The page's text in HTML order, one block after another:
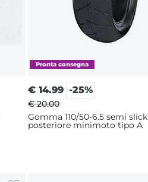
€ 14.99 -25%
€ 20.00
Gomma 110/50-6.5 semi slick
posteriore minimoto tipo A